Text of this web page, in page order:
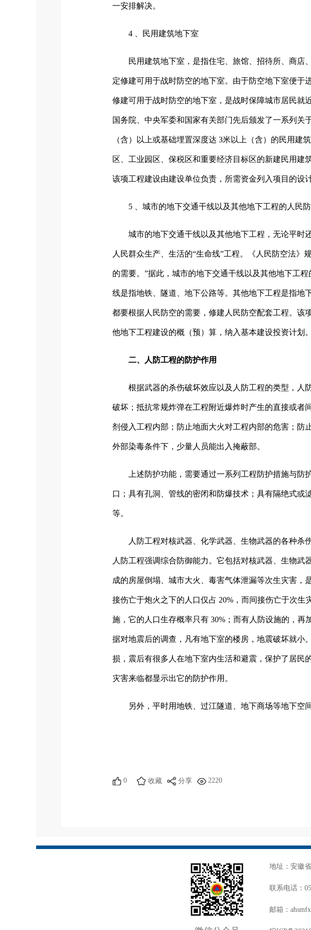
一安排解决。
4 、民用建筑地下室
民用建筑地下室，是指住宅、旅馆、招待所、商
定修建可用于战时防空的地下室。由于防空地下室便于
修建可用于战时防空的地下室，是战时保障城市居民就
国务院、中央军委和国家有关部门先后颁发了一系列关
（含）以上或基础埋置深度达 3米以上（含）的民用
区、工业园区、保税区和重要经济目标区的新建民用建
该项工程建设由建设单位负责，所需资金列入项目的设
5 、城市的地下交通干线以及其他地下工程的人民
城市的地下交通干线以及其他地下工程，无论平时
人民群众生产、生活的“生命线”工程。《人民防空法
的需要。”据此，城市的地下交通干线以及其他地下工
线是指地铁、隧道、地下公路等。其他地下工程是指地
都要根据人民防空的需要，修建人民防空配套工程。该
他地下工程建设的概（预）算，纳入基本建设投资计划。
二、人防工程的防护作用
根据武器的杀伤破坏效应以及人防工程的类型，人
破坏；抵抗常规炸弹在工程附近爆炸时产生的直接或者
剂侵入工程内部；防止地面大火对工程内部的危害；防
外部染毒条件下，少量人员能出入掩蔽部。
上述防护功能，需要通过一系列工程防护措施与
口；具有孔洞、管线的密闭和防爆技术；具有隔绝式
等。
人防工程对核武器、化学武器、生物武器的各种杀
人防工程强调综合防御能力。它包括对核武器、生物
成的房屋倒塌、城市大火、毒害气体泄漏等次生灾害
接伤亡于炮火之下的人口仅占 20%，而间接伤亡于次
施，它的人口生存概率只有 30%；而有人防设施的，再
据对地震后的调查，凡有地下室的楼房，地震破坏就小
损，震后有很多人在地下室内生活和避震，保护了居民
灾害来临都显示出它的防护作用。
另外，平时用地铁、过江隧道、地下商场等地下空
0 收藏 分享 2220
地址：安徽
联系电话：
邮箱：